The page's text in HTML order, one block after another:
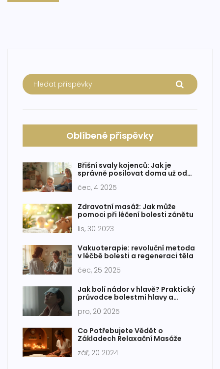
Oblíbené příspěvky
Břišní svaly kojenců: Jak je
správně posilovat doma už od
čec, 4 2025
Zdravotní masáž: Jak může
pomoci při léčení bolesti zánětu
lis, 30 2023
Vakuoterapie: revoluční metoda
v léčbě bolesti a regeneraci těla
čec, 25 2025
Jak bolí nádor v hlavě? Praktický
průvodce bolestmi hlavy a
pro, 20 2025
Co Potřebujete Vědět o
Základech Relaxační Masáže
zář, 20 2024